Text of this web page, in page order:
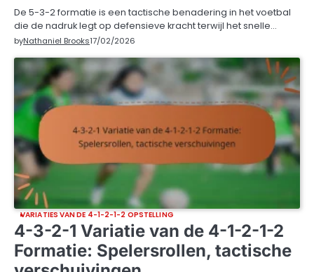
De 5-3-2 formatie is een tactische benadering in het voetbal
die de nadruk legt op defensieve kracht terwijl het snelle…
byNathaniel Brooks17/02/2026
VARIATIES VAN DE 4-1-2-1-2 OPSTELLING
4-3-2-1 Variatie van de 4-1-2-1-2
Formatie: Spelersrollen, tactische